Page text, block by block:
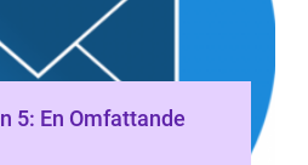
5: En Omfattande